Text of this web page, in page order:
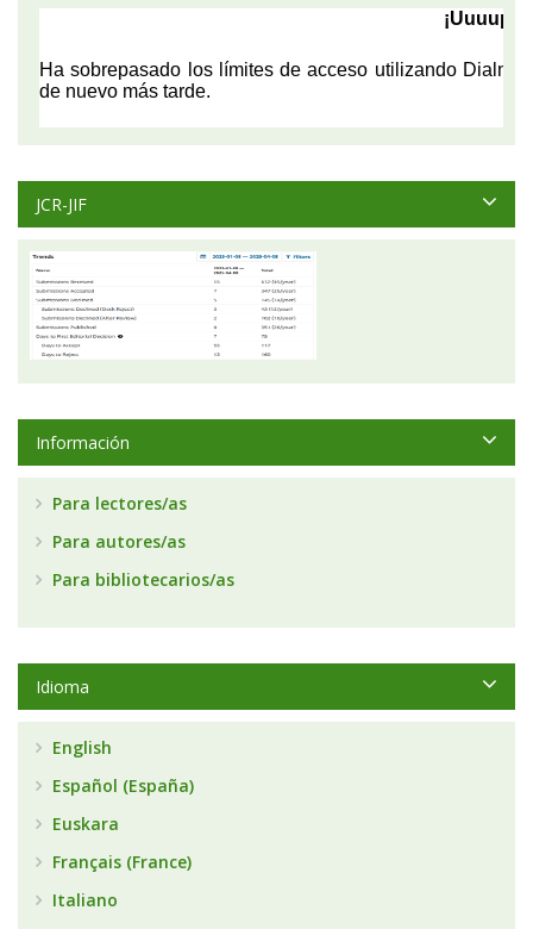
JCR-JIF
Información
Para lectores/as
Para autores/as
Para bibliotecarios/as
Idioma
English
Español (España)
Euskara
Français (France)
Italiano